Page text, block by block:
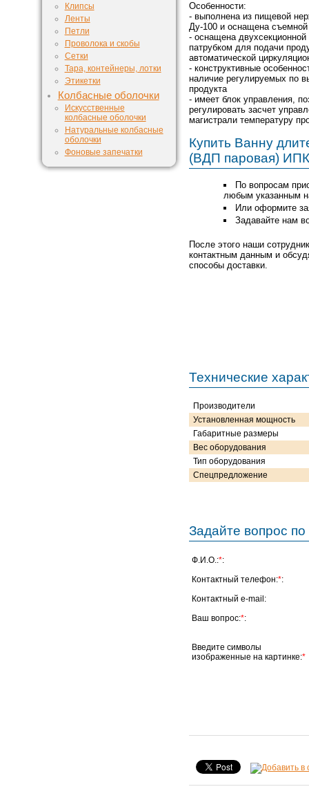
Клипсы
Ленты
Петли
Проволока и скобы
Сетки
Тара, контейнеры, лотки
Этикетки
Колбасные оболочки
Искусственные
колбасные оболочки
Натуральные колбасные
оболочки
Фоновые запечатки
Особенности:
- выполнена из пищевой
Ду-100 и оснащена
- оснащена
патрубком для подачи
автоматической
- конструктивные
наличие регулируемых по
продукта
- имеет блок управления,
регулировать засчет
магистрали температуру
Купить Ванну
(ВДП паровая)
По вопросам
любым указанным
Или оформите
Задавайте нам
После этого наши
контактным данным и
способы доставки.
Технические
Производители
Установленная мощность
Габаритные размеры
Вес оборудования
Тип оборудования
Спецпредложение
Задайте вопрос по
Ф.И.О.:*:
Контактный телефон:*:
Контактный e-mail:
Ваш вопрос:*:
Введите символы
изображенные на картинке:*